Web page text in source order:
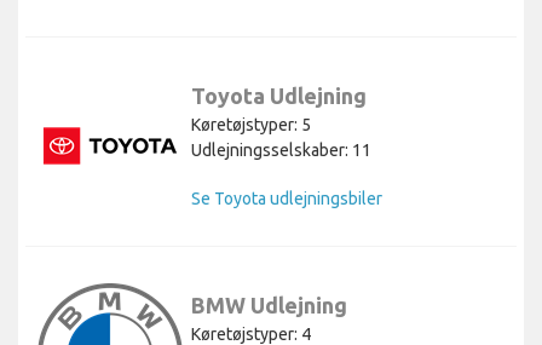
Toyota Udlejning
Køretøjstyper: 5
Udlejningsselskaber: 11
Se Toyota udlejningsbiler
BMW Udlejning
Køretøjstyper: 4